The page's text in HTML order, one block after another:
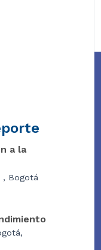
a la
, Bogotá